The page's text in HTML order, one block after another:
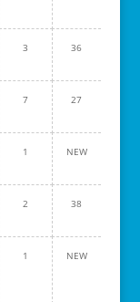
3 36
7 27
1 NEW
2 38
1 NEW